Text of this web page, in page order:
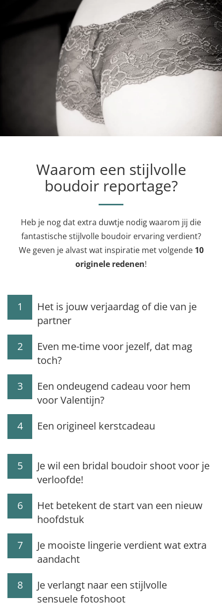
Waarom een stijlvolle
boudoir reportage?
Heb je nog dat extra duwtje nodig waarom jij die
fantastische stijlvolle boudoir ervaring verdient?
We geven je alvast wat inspiratie met volgende 10
originele redenen!
1
Het is jouw verjaardag of die van je
partner
2
Even me-time voor jezelf, dat mag
toch?
3
Een ondeugend cadeau voor hem
voor Valentijn?
4
Een origineel kerstcadeau
5
Je wil een bridal boudoir shoot voor je
verloofde!
6
Het betekent de start van een nieuw
hoofdstuk
7
Je mooiste lingerie verdient wat extra
aandacht
8
Je verlangt naar een stijlvolle
sensuele fotoshoot